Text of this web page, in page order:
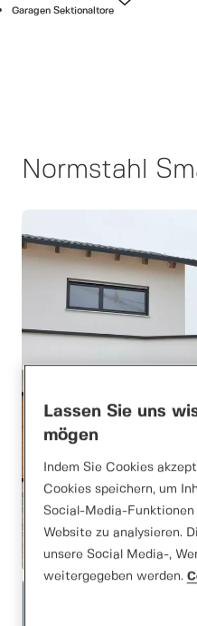
Garagen Sektionaltore
Normstahl
Lassen Sie uns
mögen
Indem Sie Cookies
Cookies speichern, um
Social-Media-
Website zu analysieren.
unsere Social Media-,
weitergegeben werden.